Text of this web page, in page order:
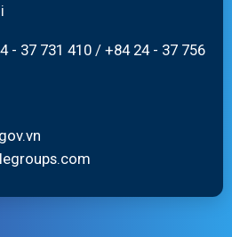
- 37 731 410 / +84 24 - 37 756